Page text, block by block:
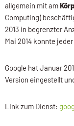
allgemein mit am
Computing)
2013 in begrenzter
Mai 2014 konnte
Google hat Januar
Version eingestellt
Link zum Dienst: